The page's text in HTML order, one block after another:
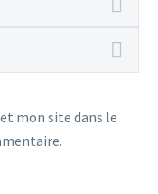
mon site dans le